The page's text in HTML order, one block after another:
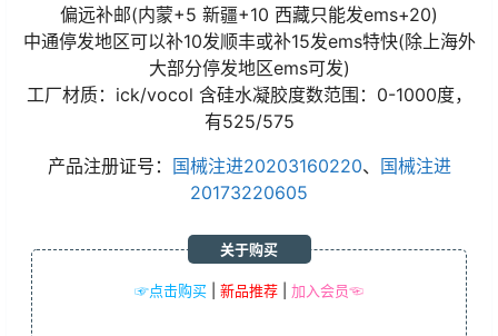
偏远补邮(内蒙+5 新疆+10 西藏只能发ems+20)
中通停发地区可以补10发顺丰或补15发ems特快(除上海外
大部分停发地区ems可发)
工厂材质：ick/vocol 含硅水凝胶度数范围：0-1000度，
有525/575
产品注册证号：
国械注进20203160220、
国械注进
20173220605
☞点击购买 新品推荐 加入会员☜
关于购买